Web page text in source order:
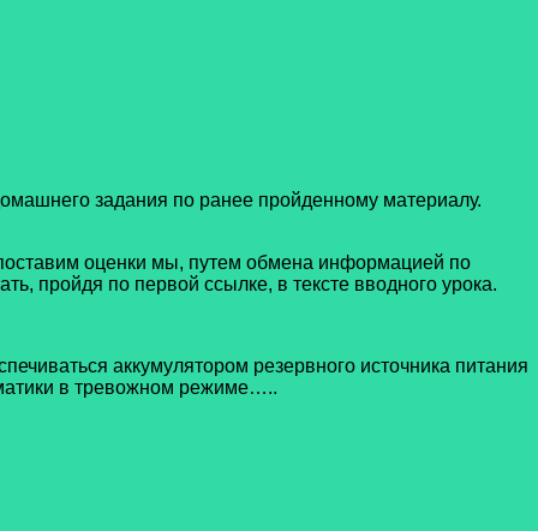
задания по ранее пройденному материалу.
оценки мы, путем обмена информацией по
пройдя по первой ссылке, в тексте вводного урока.
аккумулятором резервного источника питания
в тревожном режиме…..